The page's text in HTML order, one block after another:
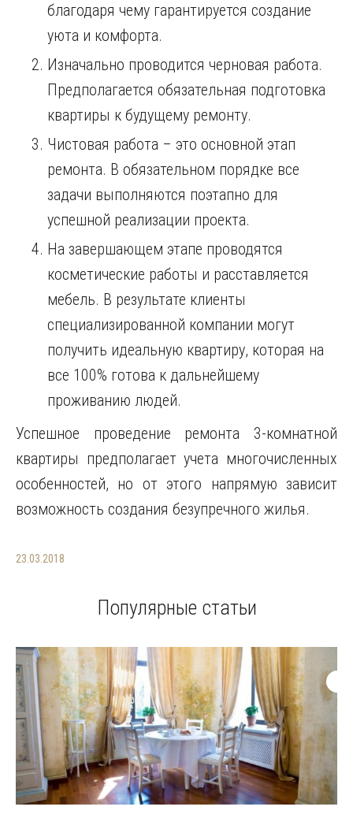
благодаря чему гарантируется создание
уюта и комфорта.
Изначально проводится черновая работа.
Предполагается обязательная подготовка
квартиры к будущему ремонту.
Чистовая работа – это основной этап
ремонта. В обязательном порядке все
задачи выполняются поэтапно для
успешной реализации проекта.
На завершающем этапе проводятся
косметические работы и расставляется
мебель. В результате клиенты
специализированной компании могут
получить идеальную квартиру, которая на
все 100% готова к дальнейшему
проживанию людей.
Успешное проведение ремонта 3-комнатной
квартиры предполагает учета многочисленных
особенностей, но от этого напрямую зависит
возможность создания безупречного жилья.
23.03.2018
Популярные статьи